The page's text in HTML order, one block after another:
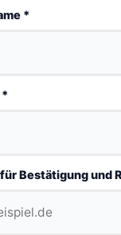
*
Bestätigung und